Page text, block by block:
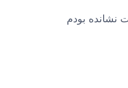
نشانده بودم